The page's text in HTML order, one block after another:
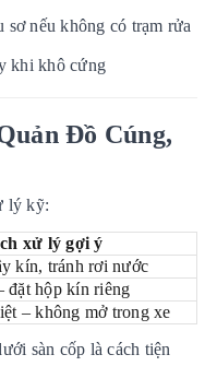
nếu không có trạm rửa
khi khô cứng
Đồ Cúng,
lý kỹ:
xử lý gợi ý
kín, tránh rơi nước
đặt hộp kín riêng
– không mở trong xe
sàn cốp là cách tiện